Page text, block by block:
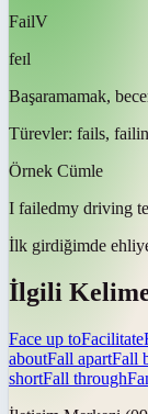
FailV
feɪl
Başaramamak,
Türevler: fails,
Örnek Cümle
I failedmy driving
İlk girdiğimde
İlgili
Face up toFacilitate
aboutFall apartFall
shortFall through